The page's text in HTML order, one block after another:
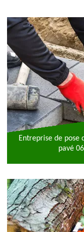
Entreprise de pose
pavé 06